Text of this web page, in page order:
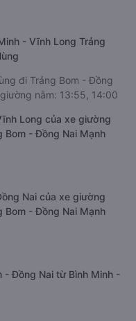
- Vĩnh Long Trảng
đi Trảng Bom - Đồng
nằm: 13:55, 14:00
Long của xe giường
Bom - Đồng Nai Mạnh
Nai của xe giường
Bom - Đồng Nai Mạnh
- Đồng Nai từ Bình Minh -